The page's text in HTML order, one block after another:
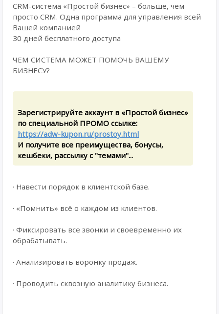
CRM-система «Простой бизнес» – больше, чем
просто CRM. Одна программа для управления всей
Вашей компанией
30 дней бесплатного доступа
ЧЕМ СИСТЕМА МОЖЕТ ПОМОЧЬ ВАШЕМУ
БИЗНЕСУ?
Зарегистрируйте аккаунт в «Простой бизнес»
по специальной ПРОМО ссылке:
https://adw-kupon.ru/prostoy.html
И получите все преимущества, бонусы,
кешбеки, рассылку с "темами"...
· Навести порядок в клиентской базе.
· «Помнить» всё о каждом из клиентов.
· Фиксировать все звонки и своевременно их
обрабатывать.
· Анализировать воронку продаж.
· Проводить сквозную аналитику бизнеса.